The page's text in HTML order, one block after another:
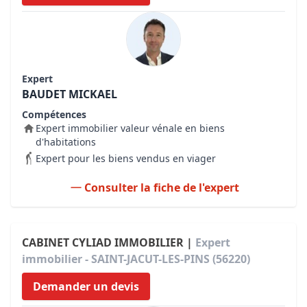
Expert
BAUDET MICKAEL
Compétences
Expert immobilier valeur vénale en biens
d'habitations
Expert pour les biens vendus en viager
Consulter la fiche de l'expert
CABINET CYLIAD IMMOBILIER | Expert
immobilier - SAINT-JACUT-LES-PINS (56220)
Demander un devis